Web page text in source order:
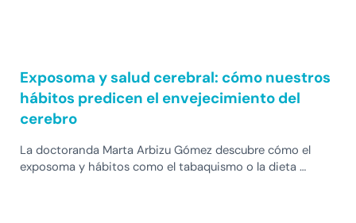
Exposoma y salud cerebral: cómo nuestros
hábitos predicen el envejecimiento del
cerebro
La doctoranda Marta Arbizu Gómez descubre cómo el
exposoma y hábitos como el tabaquismo o la dieta …